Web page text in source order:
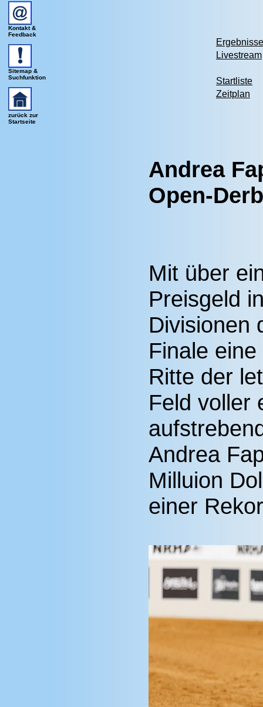
Kontakt &
Feedback
Sitemap &
Suchfunktion
zurück zur
Startseite
Ergebnisse
Livestream
Startliste
Zeitplan
Andrea
Open-
Mit über
Preisgeld
Divisionen
Finale
Ritte der
Feld voller
Andrea
Milluion
einer